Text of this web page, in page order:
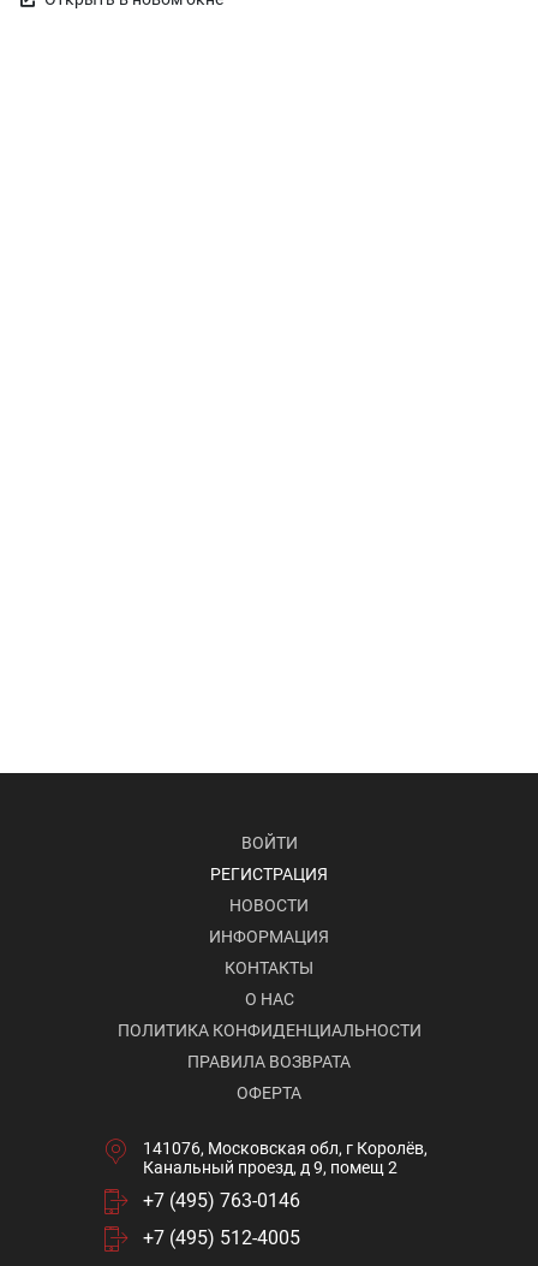
ВОЙТИ
РЕГИСТРАЦИЯ
НОВОСТИ
ИНФОРМАЦИЯ
КОНТАКТЫ
О НАС
ПОЛИТИКА КОНФИДЕНЦИАЛЬНОСТИ
ПРАВИЛА ВОЗВРАТА
ОФЕРТА
141076, Московская обл, г Королёв,
Канальный проезд, д 9, помещ 2
+7 (495) 763-0146
+7 (495) 512-4005